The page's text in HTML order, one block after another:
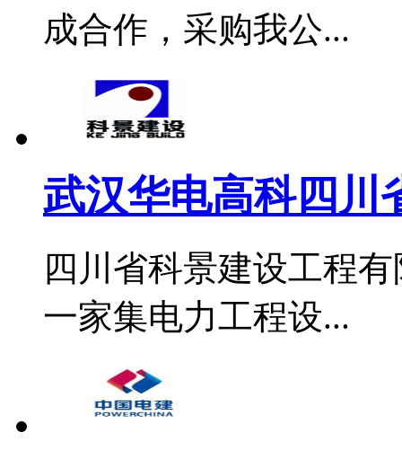
成合作，采购我公...
武汉华电高科四川
四川省科景建设工程
一家集电力工程设...